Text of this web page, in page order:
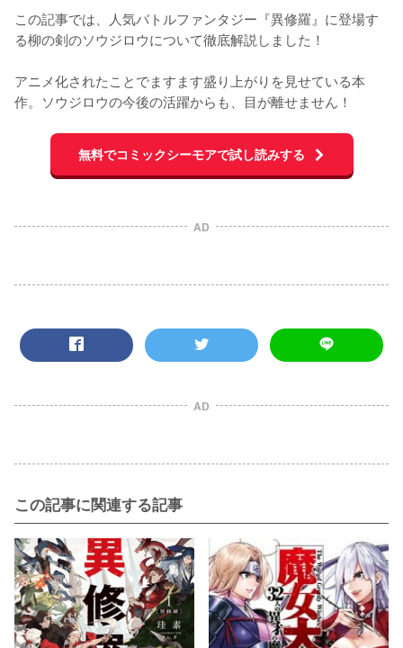
この記事では、人気バトルファンタジー『異修羅』に登場す
る柳の剣のソウジロウについて徹底解説しました！
アニメ化されたことでますます盛り上がりを見せている本
作。ソウジロウの今後の活躍からも、目が離せません！
無料でコミックシーモアで試し読みする
AD
AD
この記事に関連する記事